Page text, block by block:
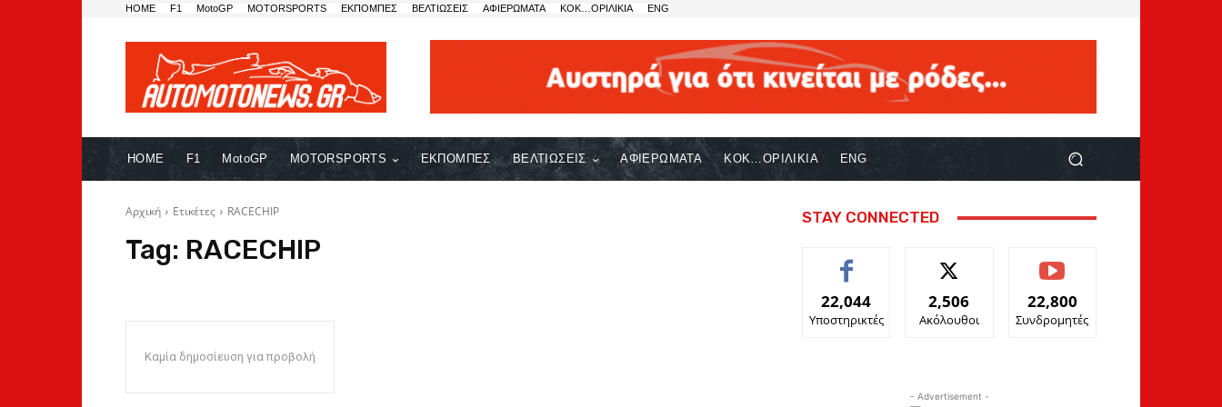
HOME F1 MotoGP MOTORSPORTS ΕΚΠΟΜΠΕΣ ΒΕΛΤΙΩΣΕΙΣ ΑΦΙΕΡΩΜΑΤΑ ΚΟΚ…ΟΡΙΛΙΚΙΑ ENG
HOME F1 MotoGP MOTORSPORTS ΕΚΠΟΜΠΕΣ ΒΕΛΤΙΩΣΕΙΣ ΑΦΙΕΡΩΜΑΤΑ ΚΟΚ…ΟΡΙΛΙΚΙΑ ENG
Αρχική Ετικέτες RACECHIP
Tag: RACECHIP
Καμία δημοσίευση για προβολή
STAY CONNECTED
22,044
Υποστηρικτές
2,506
Ακόλουθοι
22,800
Συνδρομητές
- Advertisement -